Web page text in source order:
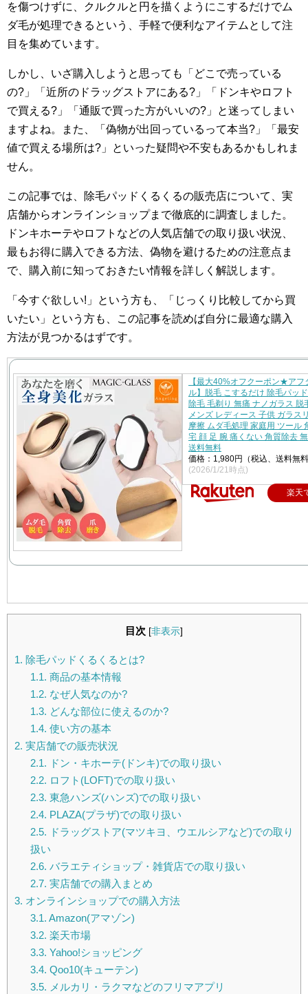
を傷つけずに、クルクルと円を描くようにこするだけでム
ダ毛が処理できるという、手軽で便利なアイテムとして注
目を集めています。
しかし、いざ購入しようと思っても「どこで売っている
の?」「近所のドラッグストアにある?」「ドンキやロフト
で買える?」「通販で買った方がいいの?」と迷ってしまい
ますよね。また、「偽物が出回っているって本当?」「最安
値で買える場所は?」といった疑問や不安もあるかもしれま
せん。
この記事では、除毛パッドくるくるの販売店について、実
店舗からオンラインショップまで徹底的に調査しました。
ドンキホーテやロフトなどの人気店舗での取り扱い状況、
最もお得に購入できる方法、偽物を避けるための注意点ま
で、購入前に知っておきたい情報を詳しく解説します。
「今すぐ欲しい!」という方も、「じっくり比較してから買
いたい」という方も、この記事を読めば自分に最適な購入
方法が見つかるはずです。
【最大40%オフクーポン★アフ
ル】脱毛 こするだけ 除毛パッ
除毛 毛剃り 無痛 ナノガラス 脱
メンズ レディース 子供 ガラス
摩擦 ムダ毛処理 家庭用 ツール
宅 顔 足 腕 痛くない 角質除去
送料無料
価格：1,980円（税込、送料無
(2026/1/21時点)
楽天
目次 [非表示]
1. 除毛パッドくるくるとは?
1.1. 商品の基本情報
1.2. なぜ人気なのか?
1.3. どんな部位に使えるのか?
1.4. 使い方の基本
2. 実店舗での販売状況
2.1. ドン・キホーテ(ドンキ)での取り扱い
2.2. ロフト(LOFT)での取り扱い
2.3. 東急ハンズ(ハンズ)での取り扱い
2.4. PLAZA(プラザ)での取り扱い
2.5. ドラッグストア(マツキヨ、ウエルシアなど)での取り
扱い
2.6. バラエティショップ・雑貨店での取り扱い
2.7. 実店舗での購入まとめ
3. オンラインショップでの購入方法
3.1. Amazon(アマゾン)
3.2. 楽天市場
3.3. Yahoo!ショッピング
3.4. Qoo10(キューテン)
3.5. メルカリ・ラクマなどのフリマアプリ